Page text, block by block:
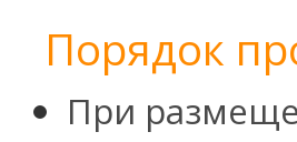
Порядок
При